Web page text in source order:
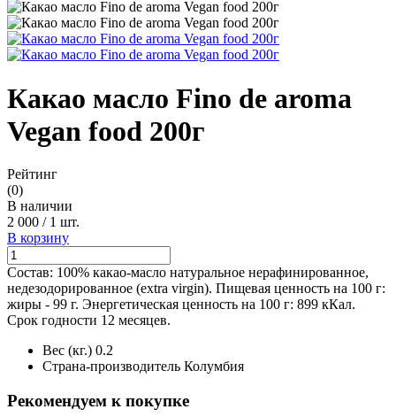
Какао масло Fino de aroma
Vegan food 200г
Рейтинг
(0)
В наличии
2 000 / 1 шт.
В корзину
Состав: 100% какао-масло натуральное нерафинированное,
недезодорированное (extra virgin). Пищевая ценность на 100 г:
жиры - 99 г. Энергетическая ценность на 100 г: 899 кКал.
Срок годности 12 месяцев.
Вес (кг.) 0.2
Страна-производитель Колумбия
Рекомендуем к покупке